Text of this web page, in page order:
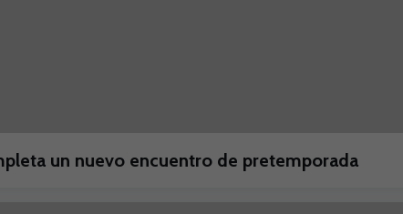
un nuevo encuentro de pretemporada